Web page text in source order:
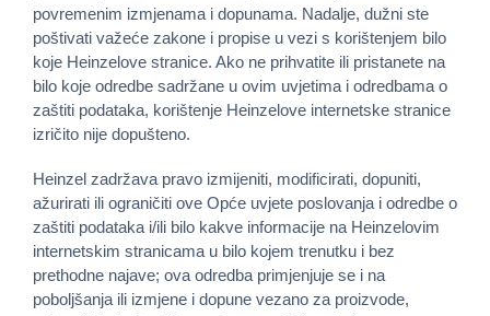
povremenim izmjenama i dopunama. Nadalje, dužni ste
poštivati ​​važeće zakone i propise u vezi s korištenjem bilo
koje Heinzelove stranice. Ako ne prihvatite ili pristanete na
bilo koje odredbe sadržane u ovim uvjetima i odredbama o
zaštiti podataka, korištenje Heinzelove internetske stranice
izričito nije dopušteno.
Heinzel zadržava pravo izmijeniti, modificirati, dopuniti,
ažurirati ili ograničiti ove Opće uvjete poslovanja i odredbe o
zaštiti podataka i/ili bilo kakve informacije na Heinzelovim
internetskim stranicama u bilo kojem trenutku i bez
prethodne najave; ova odredba primjenjuje se i na
poboljšanja ili izmjene i dopune vezano za proizvode,